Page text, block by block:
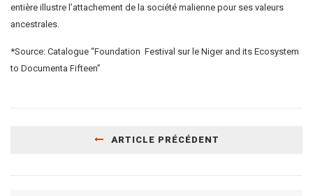
entière illustre l’attachement de la société malienne pour ses valeurs
ancestrales.
*Source: Catalogue “Foundation Festival sur le Niger and its Ecosystem
to Documenta Fifteen”
ARTICLE PRÉCÉDENT